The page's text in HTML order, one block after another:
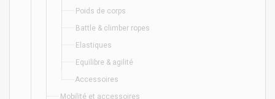
Poids de corps
Battle & climber ropes
Elastiques
Equilibre & agilité
Accessoires
Mobilité et accessoires